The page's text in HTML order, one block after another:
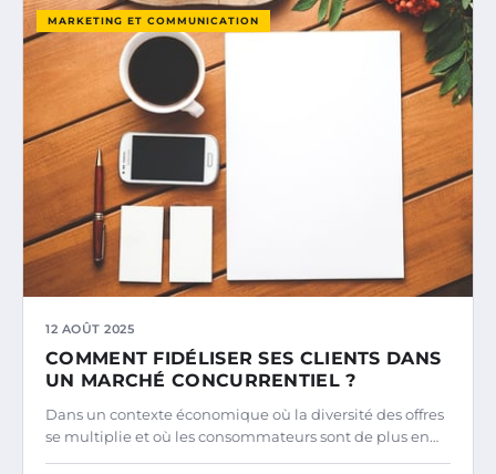
MARKETING ET COMMUNICATION
12 AOÛT 2025
COMMENT FIDÉLISER SES CLIENTS DANS
UN MARCHÉ CONCURRENTIEL ?
Dans un contexte économique où la diversité des offres
se multiplie et où les consommateurs sont de plus en…